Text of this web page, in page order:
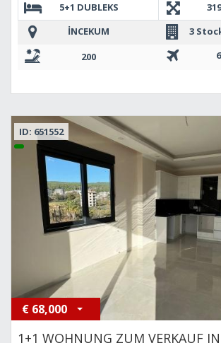
5+1 DUBLEKS
İNCEKUM
3
200
ID: 651552
€ 68,000
1+1 WOHNUNG ZUM VERKAUF